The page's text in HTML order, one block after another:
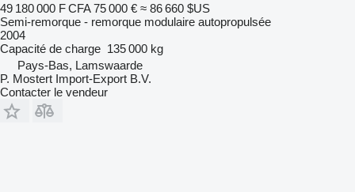
49 180 000 F CFA 75 000 € ≈ 86 660 $US
Semi-remorque - remorque modulaire autopropulsée
2004
Capacité de charge 135 000 kg
Pays-Bas, Lamswaarde
P. Mostert Import-Export B.V.
Contacter le vendeur